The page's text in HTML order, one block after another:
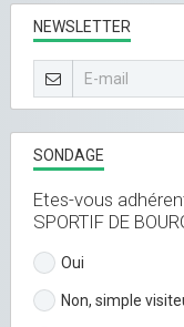
NEWSLETTER
SONDAGE
Etes-vous
SPORTIF DE
Oui
Non, simple